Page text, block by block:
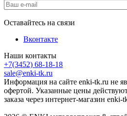
Оставайтесь на связи
Вконтакте
Наши контакты
+7(3452) 68-18-18
sale@enki-tk.ru
Информация на сайте enki-tk.ru не
офертой. Указанные цены
заказа через интернет-магазин enki-